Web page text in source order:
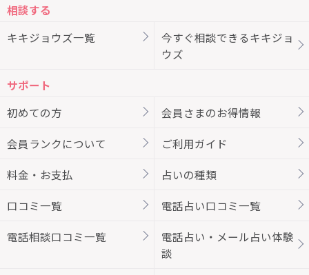
相談する
キキジョウズ一覧
今すぐ相談できるキキジョ
ウズ
サポート
初めての方
会員さまのお得情報
会員ランクについて ご利用ガイド
料金・お支払 占いの種類
口コミ一覧 電話占い口コミ一覧
電話相談口コミ一覧
電話占い・メール占い体験
談